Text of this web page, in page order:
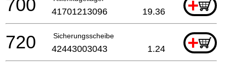
+
700 41701213096 19.36
Sicherungsscheibe +
720 42443003043 1.24